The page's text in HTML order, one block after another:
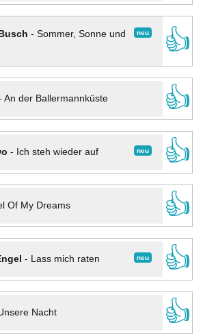
neu
- Sommer, Sonne und
👍
An der Ballermannküste
👍
neu
- Ich steh wieder auf
👍
Of My Dreams
👍
neu
- Lass mich raten
👍
Nacht
👍